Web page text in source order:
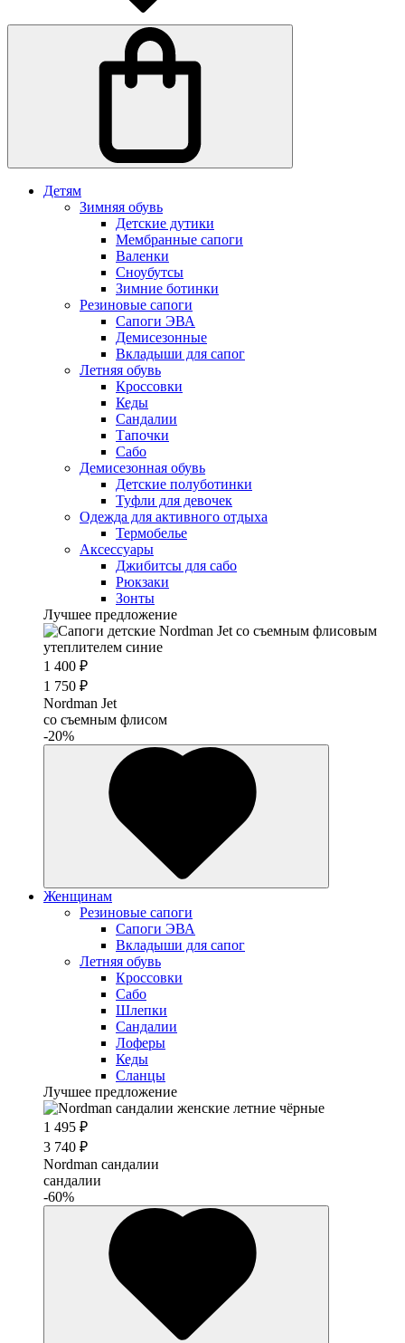
Детям
Зимняя обувь
Детские дутики
Мембранные сапоги
Валенки
Сноубутсы
Зимние ботинки
Резиновые сапоги
Сапоги ЭВА
Демисезонные
Вкладыши для сапог
Летняя обувь
Кроссовки
Кеды
Сандалии
Тапочки
Сабо
Демисезонная обувь
Детские полуботинки
Туфли для девочек
Одежда для активного отдыха
Термобелье
Аксессуары
Джибитсы для сабо
Рюкзаки
Зонты
Лучшее предложение
1 400 ₽
1 750 ₽
Nordman Jet
со съемным флисом
-20%
Женщинам
Резиновые сапоги
Cапоги ЭВА
Вкладыши для сапог
Летняя обувь
Кроссовки
Сабо
Шлепки
Сандалии
Лоферы
Кеды
Сланцы
Лучшее предложение
1 495 ₽
3 740 ₽
Nordman сандалии
сандалии
-60%